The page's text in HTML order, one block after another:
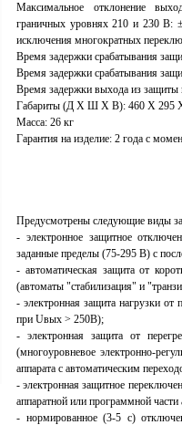
Максимальное отклонение
граничных уровнях 210 и 230 В:
исключения многократных
Время задержки срабатывания
Время задержки срабатывания
Время задержки выхода из
Габариты (Д X Ш X В): 460 X 295
Масса: 26 кг
Гарантия на изделие: 2 года с
Предусмотрены следующие виды
- электронное защитное
заданные пределы (75-295 В) с
- автоматическая защита от
(автоматы "стабилизация" и
- электронная защита нагрузки
при Uвых > 250В);
- электронная защита от
(многоуровневое электронно-
аппарата с автоматическим
- электронная защитное
аппаратной или программной части
- нормированное (3-5 с)